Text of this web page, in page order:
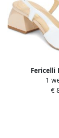
Fericelli
1
€